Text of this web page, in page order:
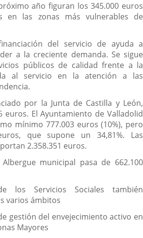
año figuran los 345.000 euros
en las zonas más vulnerables de
del servicio de ayuda a
a la creciente demanda. Se sigue
públicos de calidad frente a la
al servicio en la atención a las
por la Junta de Castilla y León,
euros. El Ayuntamiento de Valladolid
mínimo 777.003 euros (10%), pero
que supone un 34,81%. Las
2.358.351 euros.
municipal pasa de 662.100
los Servicios Sociales también
varios ámbitos
gestión del envejecimiento activo en
Mayores